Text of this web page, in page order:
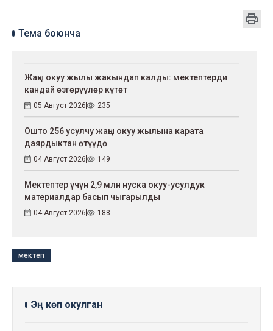
Тема боюнча
Жаңы окуу жылы жакындап калды: мектептерди
кандай өзгөрүүлөр күтөт
05 Август 2026 235
Ошто 256 усулчу жаңы окуу жылына карата
даярдыктан өтүүдө
04 Август 2026 149
Мектептер үчүн 2,9 млн нуска окуу-усулдук
материалдар басып чыгарылды
04 Август 2026 188
мектеп
Эң көп окулган